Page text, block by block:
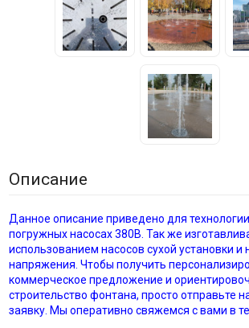
Описание
Данное описание приведено для
погружных насосах 380В. Так же
использованием насосов сухой установки и
напряжения. Чтобы получить
коммерческое предложение и
строительство фонтана, просто отправьте
заявку. Мы оперативно свяжемся с вами в